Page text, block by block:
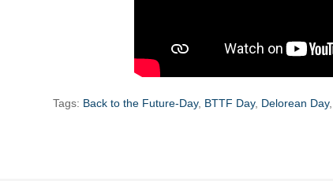
Tags: Back to the Future-Day, BTTF Day, Delorean Day,